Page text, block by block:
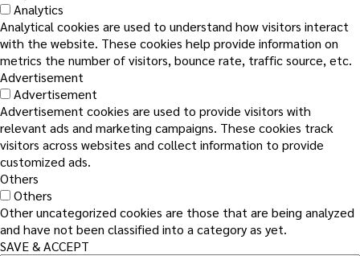
Analytics
Analytical cookies are used to understand how visitors interact
with the website. These cookies help provide information on
metrics the number of visitors, bounce rate, traffic source, etc.
Advertisement
Advertisement
Advertisement cookies are used to provide visitors with
relevant ads and marketing campaigns. These cookies track
visitors across websites and collect information to provide
customized ads.
Others
Others
Other uncategorized cookies are those that are being analyzed
and have not been classified into a category as yet.
SAVE & ACCEPT